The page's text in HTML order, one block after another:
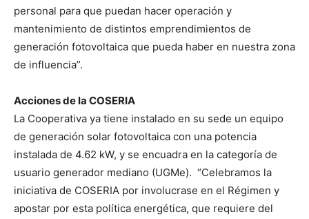
personal para que puedan hacer operación y
mantenimiento de distintos emprendimientos de
generación fotovoltaica que pueda haber en nuestra zona
de influencia”.
Acciones de la COSERIA
La Cooperativa ya tiene instalado en su sede un equipo
de generación solar fotovoltaica con una potencia
instalada de 4.62 kW, y se encuadra en la categoría de
usuario generador mediano (UGMe). “Celebramos la
iniciativa de COSERIA por involucrase en el Régimen y
apostar por esta política energética, que requiere del